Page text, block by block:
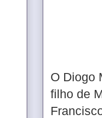
O Diogo
filho de